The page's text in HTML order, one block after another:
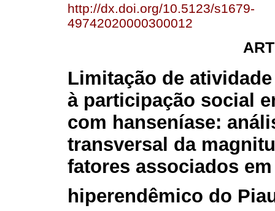
http://dx.doi.org/10.5123/s1679-
49742020000300012
Limitação de
à participação social
com hanseníase:
transversal da
fatores associados
hiperendêmico do